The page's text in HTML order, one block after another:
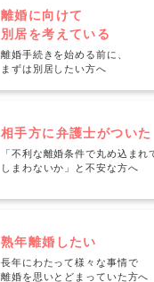
離婚に向けて
別居を考えている
離婚手続きを始める前に、
まずは別居したい方へ
相手方に弁護士がついた
「不利な離婚条件で丸め込まれ
しまわないか」と不安な方へ
熟年離婚したい
長年にわたって様々な事情で
離婚を思いとどまっていた方へ